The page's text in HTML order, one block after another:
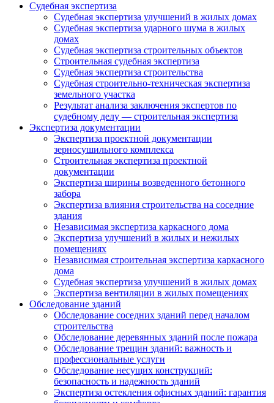
Судебная экспертиза
Судебная экспертиза улучшений в жилых домах
Судебная экспертиза ударного шума в жилых
домах
Судебная экспертиза строительных объектов
Строительная судебная экспертиза
Судебная экспертиза строительства
Судебная строительно-техническая экспертиза
земельного участка
Результат анализа заключения экспертов по
судебному делу — строительная экспертиза
Экспертиза документации
Экспертиза проектной документации
зерносушильного комплекса
Строительная экспертиза проектной
документации
Экспертиза ширины возведенного бетонного
забора
Экспертиза влияния строительства на соседние
здания
Независимая экспертиза каркасного дома
Экспертиза улучшений в жилых и нежилых
помещениях
Независимая строительная экспертиза каркасного
дома
Судебная экспертиза улучшений в жилых домах
Экспертиза вентиляции в жилых помещениях
Обследование зданий
Обследование соседних зданий перед началом
строительства
Обследование деревянных зданий после пожара
Обследование трещин зданий: важность и
профессиональные услуги
Обследование несущих конструкций:
безопасность и надежность зданий
Экспертиза остекления офисных зданий: гарантия